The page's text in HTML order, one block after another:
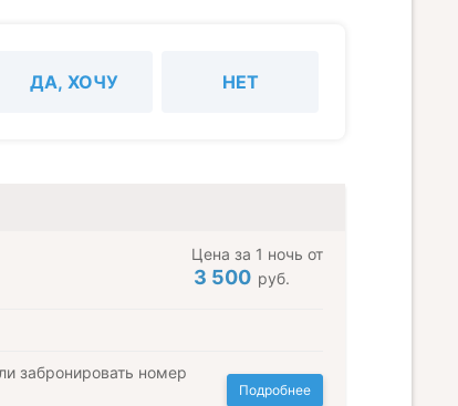
ДА, ХОЧУ НЕТ
Цена за 1 ночь от
3 500 руб.
забронировать номер
Подробнее